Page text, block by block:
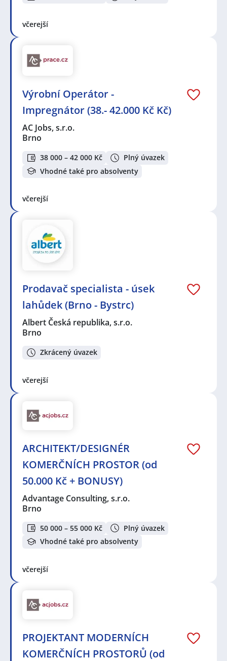
včerejší
Výrobní Operátor -
Impregnátor (38.- 42.000 Kč Kč)
AC Jobs, s.r.o.
Brno
38 000 – 42 000 Kč
Plný úvazek
Vhodné také pro absolventy
včerejší
Prodavač specialista - úsek
lahůdek (Brno - Bystrc)
Albert Česká republika, s.r.o.
Brno
Zkrácený úvazek
včerejší
ARCHITEKT/DESIGNÉR
KOMERČNÍCH PROSTOR (od
50.000 Kč + BONUSY)
Advantage Consulting, s.r.o.
Brno
50 000 – 55 000 Kč
Plný úvazek
Vhodné také pro absolventy
včerejší
PROJEKTANT MODERNÍCH
KOMERČNÍCH PROSTORŮ (od